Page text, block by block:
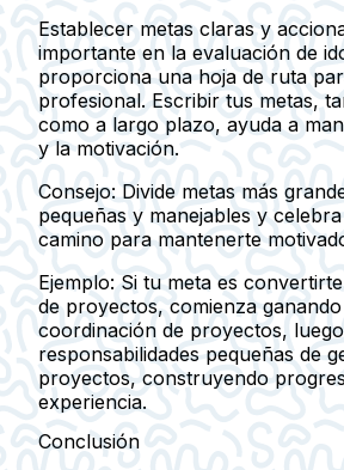
Establecer metas claras y
importante en la evaluación de
proporciona una hoja de ruta
profesional. Escribir tus metas,
como a largo plazo, ayuda a
y la motivación.
Consejo: Divide metas más
pequeñas y manejables y
camino para mantenerte
Ejemplo: Si tu meta es
de proyectos, comienza
coordinación de proyectos,
responsabilidades pequeñas de
proyectos, construyendo
experiencia.
Conclusión